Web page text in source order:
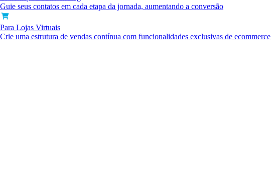
Guie seus contatos em cada etapa da jornada, aumentando a conversão
Para Lojas Virtuais
Crie uma estrutura de vendas contínua com funcionalidades exclusivas de ecommerce